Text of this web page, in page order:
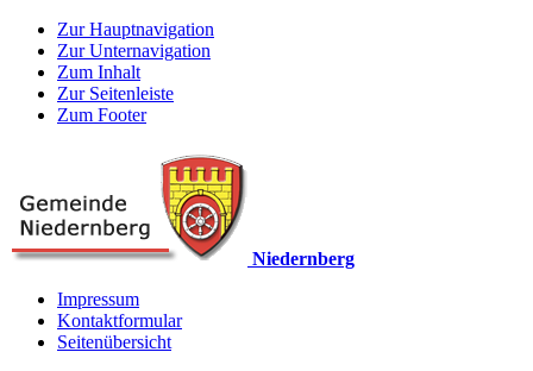
Zur Hauptnavigation
Zur Unternavigation
Zum Inhalt
Zur Seitenleiste
Zum Footer
Niedernberg
Impressum
Kontaktformular
Seitenübersicht